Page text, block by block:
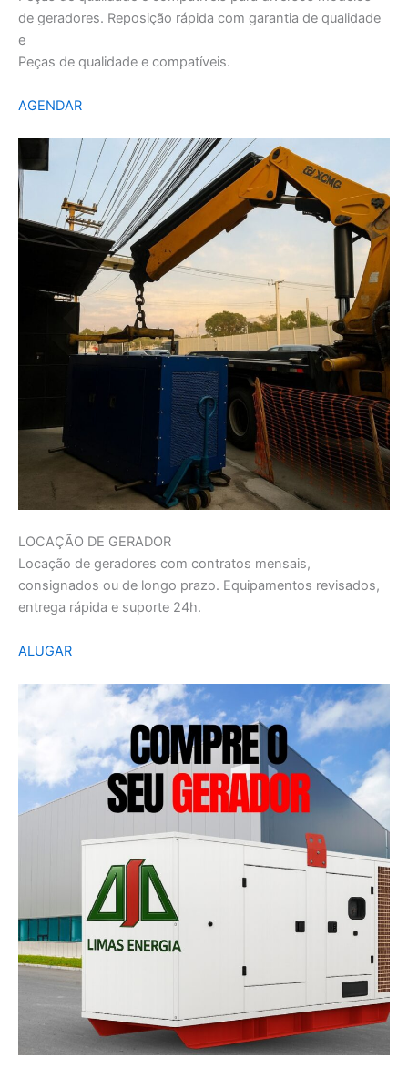
de geradores. Reposição rápida com garantia de qualidade
e
Peças de qualidade e compatíveis.
AGENDAR
LOCAÇÃO DE GERADOR
Locação de geradores com contratos mensais,
consignados ou de longo prazo. Equipamentos revisados,
entrega rápida e suporte 24h.
ALUGAR